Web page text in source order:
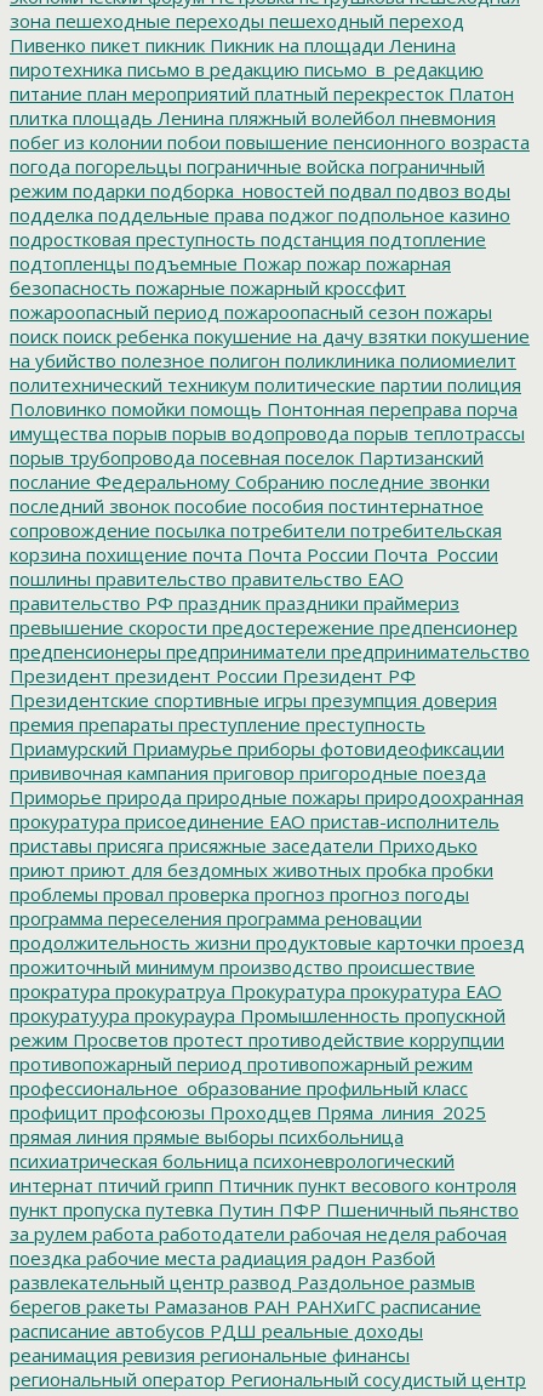
зона пешеходные переходы пешеходный переход
Пивенко пикет пикник Пикник на площади Ленина
пиротехника письмо в редакцию письмо_в_редакцию
питание план мероприятий платный перекресток Платон
плитка площадь Ленина пляжный волейбол пневмония
побег из колонии побои повышение пенсионного возраста
погода погорельцы пограничные войска пограничный
режим подарки подборка_новостей подвал подвоз воды
подделка поддельные права поджог подпольное казино
подростковая преступность подстанция подтопление
подтопленцы подъемные Пожар пожар пожарная
безопасность пожарные пожарный кроссфит
пожароопасный период пожароопасный сезон пожары
поиск поиск ребенка покушение на дачу взятки покушение
на убийство полезное полигон поликлиника полиомиелит
политехнический техникум политические партии полиция
Половинко помойки помощь Понтонная переправа порча
имущества порыв порыв водопровода порыв теплотрассы
порыв трубопровода посевная поселок Партизанский
послание Федеральному Собранию последние звонки
последний звонок пособие пособия постинтернатное
сопровождение посылка потребители потребительская
корзина похищение почта Почта России Почта_России
пошлины правительство правительство ЕАО
правительство РФ праздник праздники праймериз
превышение скорости предостережение предпенсионер
предпенсионеры предприниматели предпринимательство
Президент президент России Президент РФ
Президентские спортивные игры презумпция доверия
премия препараты преступление преступность
Приамурский Приамурье приборы фотовидеофиксации
прививочная кампания приговор пригородные поезда
Приморье природа природные пожары природоохранная
прокуратура присоединение ЕАО пристав-исполнитель
приставы присяга присяжные заседатели Приходько
приют приют для бездомных животных пробка пробки
проблемы провал проверка прогноз прогноз погоды
программа переселения программа реновации
продолжительность жизни продуктовые карточки проезд
прожиточный минимум производство происшествие
прократура прокуратруа Прокуратура прокуратура ЕАО
прокуратуура прокураура Промышленность пропускной
режим Просветов протест противодействие коррупции
противопожарный период противопожарный режим
профессиональное_образование профильный класс
профицит профсоюзы Проходцев Пряма_линия_2025
прямая линия прямые выборы психбольница
психиатрическая больница психоневрологический
интернат птичий грипп Птичник пункт весового контроля
пункт пропуска путевка Путин ПФР Пшеничный пьянство
за рулем работа работодатели рабочая неделя рабочая
поездка рабочие места радиация радон Разбой
развлекательный центр развод Раздольное размыв
берегов ракеты Рамазанов РАН РАНХиГС расписание
расписание автобусов РДШ реальные доходы
реанимация ревизия региональные финансы
региональный оператор Региональный сосудистый центр